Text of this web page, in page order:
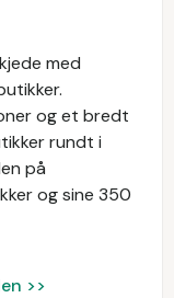
med
og et bredt
rundt i
på
og sine 350
>>